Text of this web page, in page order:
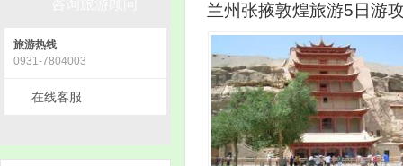
兰州张掖敦煌旅游5日游
旅游热线
0931-7804003
在线客服